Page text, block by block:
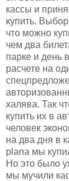
кассы и
купить.
что можно
чем два
парке и день
расчете на
халява. Так
купить их в
человек
на два дня в
plana мы
Но это было
мы мучили